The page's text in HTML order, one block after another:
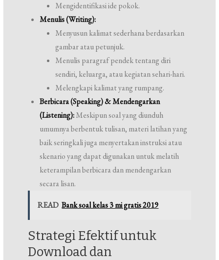
Mengidentifikasi ide pokok.
Menulis (Writing):
Menyusun kalimat sederhana berdasarkan
gambar atau petunjuk.
Menulis paragraf pendek tentang diri
sendiri, keluarga, atau kegiatan sehari-hari.
Melengkapi kalimat yang rumpang.
Berbicara (Speaking) & Mendengarkan
(Listening):Meskipun soal yang diunduh
umumnya berbentuk tulisan, materi latihan yang
baik seringkali juga menyertakan instruksi atau
skenario yang dapat digunakan untuk melatih
keterampilan berbicara dan mendengarkan
secara lisan.
READ Bank soal kelas 3 mi gratis 2019
Strategi Efektif untuk
Download dan